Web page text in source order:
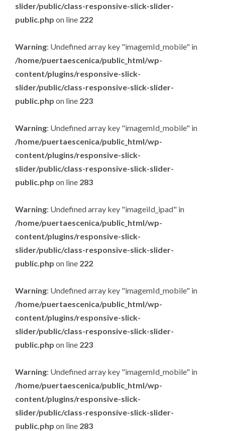
slider/public/class-responsive-slick-slider-
public.php on line 222
Warning: Undefined array key "imagemId_mobile" in
/home/puertaescenica/public_html/wp-
content/plugins/responsive-slick-
slider/public/class-responsive-slick-slider-
public.php on line 223
Warning: Undefined array key "imagemId_mobile" in
/home/puertaescenica/public_html/wp-
content/plugins/responsive-slick-
slider/public/class-responsive-slick-slider-
public.php on line 283
Warning: Undefined array key "imageiId_ipad" in
/home/puertaescenica/public_html/wp-
content/plugins/responsive-slick-
slider/public/class-responsive-slick-slider-
public.php on line 222
Warning: Undefined array key "imagemId_mobile" in
/home/puertaescenica/public_html/wp-
content/plugins/responsive-slick-
slider/public/class-responsive-slick-slider-
public.php on line 223
Warning: Undefined array key "imagemId_mobile" in
/home/puertaescenica/public_html/wp-
content/plugins/responsive-slick-
slider/public/class-responsive-slick-slider-
public.php on line 283